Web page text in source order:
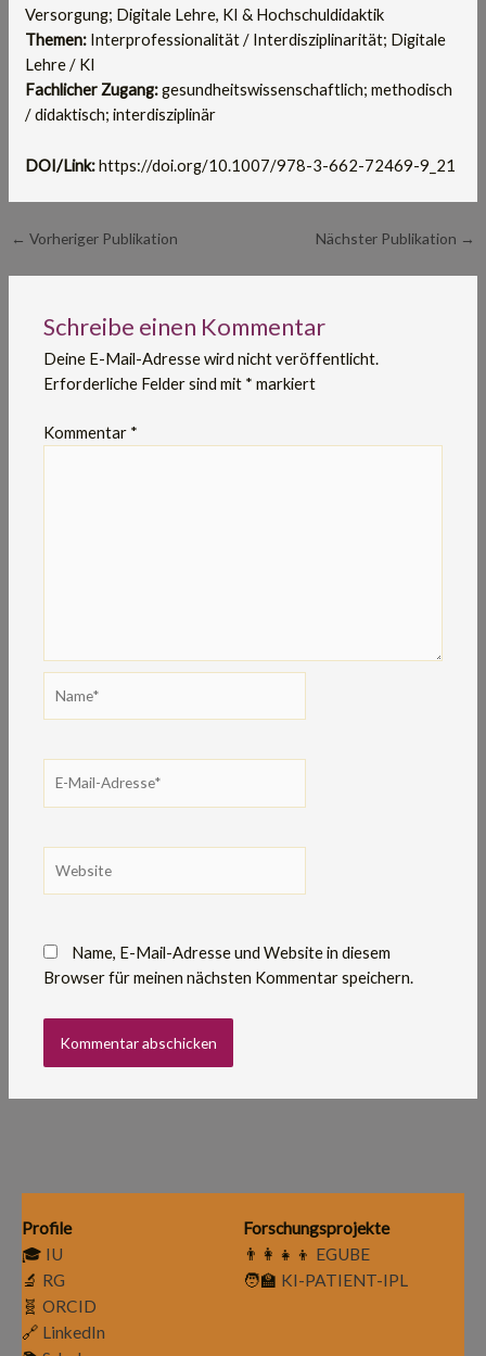
Versorgung; Digitale Lehre, KI & Hochschuldidaktik
Themen:Interprofessionalität / Interdisziplinarität; Digitale
Lehre / KI
Fachlicher Zugang:gesundheitswissenschaftlich; methodisch
/ didaktisch; interdisziplinär
DOI/Link:https://doi.org/10.1007/978-3-662-72469-9_21
← Vorheriger Publikation Nächster Publikation →
Schreibe einen Kommentar
Deine E-Mail-Adresse wird nicht veröffentlicht.
Erforderliche Felder sind mit * markiert
Kommentar *
Mail-
Name, E-Mail-Adresse und Website in diesem
Browser für meinen nächsten Kommentar speichern.
Profile
🎓 IU
🔬 RG
🧬 ORCID
🔗 LinkedIn
Forschungsprojekte
👨‍👩‍👧‍👦 EGUBE
🧑‍🏫 KI-PATIENT-IPL